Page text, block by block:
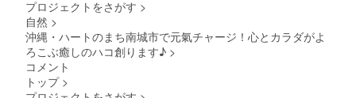
合は
プロジェクトをさがす >
自然 >
沖縄・ハートのまち南城市で元氣チャージ！心とカラダがよ
ろこぶ癒しのハコ創ります♪ >
コメント
トップ >